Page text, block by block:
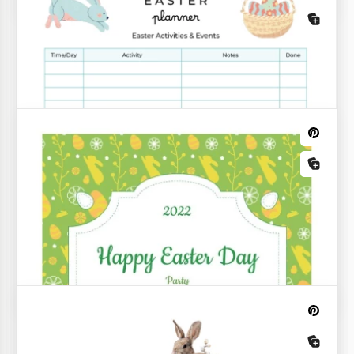
A História da Páscoa para Crianças -
Template de Mini Livro para Imprimir
Vai criar sua história da Páscoa, mas não consegue
decidir como projetar seu livro? Aproveite o nosso
The Easter Story For Kids grátis!
Você quer planejar atividades ou jantar para a
Páscoa? Então você sempre pode usar nosso modelo